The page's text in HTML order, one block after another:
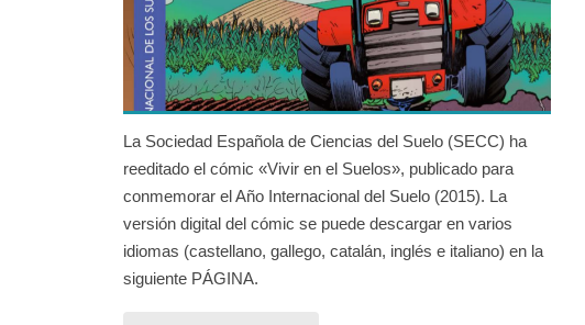
La Sociedad Española de Ciencias del Suelo (SECC) ha
reeditado el cómic «Vivir en el Suelos», publicado para
conmemorar el Año Internacional del Suelo (2015). La
versión digital del cómic se puede descargar en varios
idiomas (castellano, gallego, catalán, inglés e italiano) en la
siguiente PÁGINA.